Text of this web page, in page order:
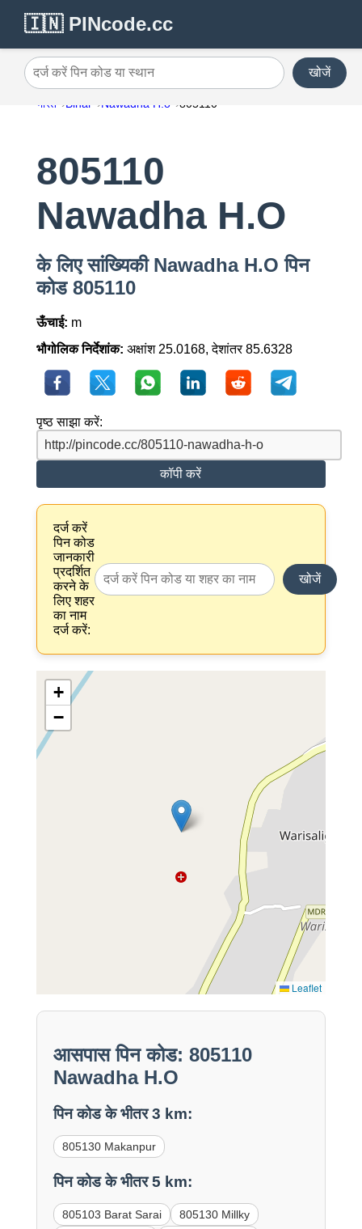
🇮🇳 PINcode.cc
दर्ज करें पिन कोड या स्थान खोजें
भारत Bihar Nawadha H.o 805110
805110
Nawadha H.O
के लिए सांख्यिकी Nawadha H.O पिन
कोड 805110
ऊँचाई: m
भौगोलिक निर्देशांक: अक्षांश 25.0168, देशांतर 85.6328
पृष्ठ साझा करें:
कॉपी करें
दर्ज करें
पिन कोड
जानकारी
प्रदर्शित
करने के
लिए शहर
का नाम
दर्ज करें:
खोजें
+
−
Leaflet
आसपास पिन कोड: 805110
Nawadha H.O
पिन कोड के भीतर 3 km:
805130 Makanpur
पिन कोड के भीतर 5 km:
805103 Barat Sarai
805130 Millky